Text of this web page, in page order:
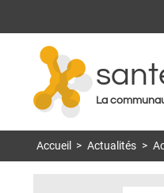
La
Accueil > Actualités >